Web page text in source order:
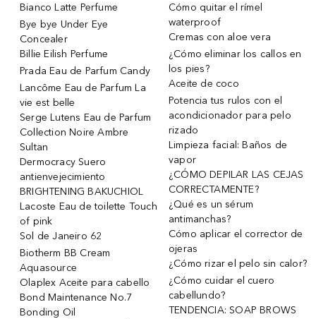
Bianco Latte Perfume
Bye bye Under Eye
Concealer
Billie Eilish Perfume
Prada Eau de Parfum Candy
Lancôme Eau de Parfum La
vie est belle
Serge Lutens Eau de Parfum
Collection Noire Ambre
Sultan
Dermocracy Suero
antienvejecimiento
BRIGHTENING BAKUCHIOL
Lacoste Eau de toilette Touch
of pink
Sol de Janeiro 62
Biotherm BB Cream
Aquasource
Olaplex Aceite para cabello
Bond Maintenance No.7
Bonding Oil
Cómo quitar el rímel
waterproof
Cremas con aloe vera
¿Cómo eliminar los callos en
los pies?
Aceite de coco
Potencia tus rulos con el
acondicionador para pelo
rizado
Limpieza facial: Baños de
vapor
¿CÓMO DEPILAR LAS CEJAS
CORRECTAMENTE?
¿Qué es un sérum
antimanchas?
Cómo aplicar el corrector de
ojeras
¿Cómo rizar el pelo sin calor?
¿Cómo cuidar el cuero
cabellundo?
TENDENCIA: SOAP BROWS